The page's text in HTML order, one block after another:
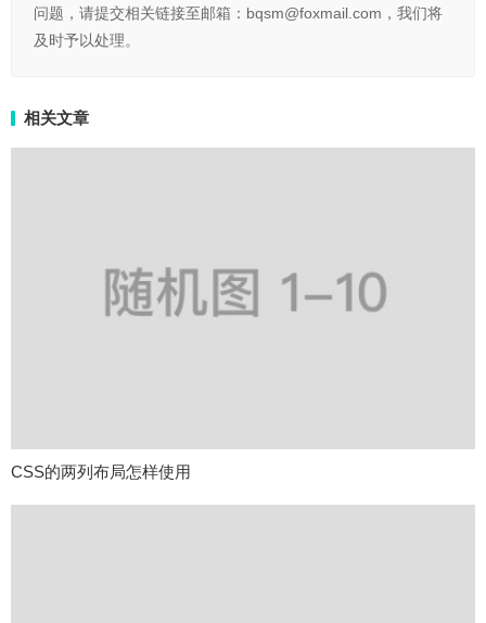
问题，请提交相关链接至邮箱：bqsm@foxmail.com，我们将
及时予以处理。
相关文章
CSS的两列布局怎样使用